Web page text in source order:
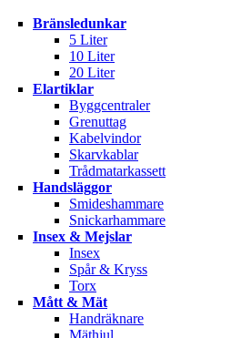
Bränsledunkar
5 Liter
10 Liter
20 Liter
Elartiklar
Byggcentraler
Grenuttag
Kabelvindor
Skarvkablar
Trådmatarkassett
Handsläggor
Smideshammare
Snickarhammare
Insex & Mejslar
Insex
Spår & Kryss
Torx
Mått & Mät
Handräknare